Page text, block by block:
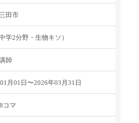
田市
学2分野・生物キソ）
師
月01日〜2026年03月31日
コマ